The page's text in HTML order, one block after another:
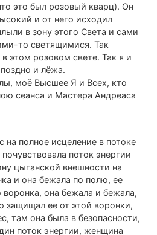
это был розовый кварц). Он
и от него исходил
в зону этого Света и сами
то светящимися. Так
этом розовом свете. Так я и
и лёжа.
моё Высшее Я и Всех, кто
сеанса и Мастера Андреаса
на полное исцеление в потоке
поток энергии
цыганской внешности на
и она бежала по полю, ее
воронка, она бежала и бежала,
защищал ее от этой воронки,
там она была в безопасности,
поток энергии, женщина